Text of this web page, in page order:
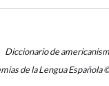
Diccionario de
de la Lengua